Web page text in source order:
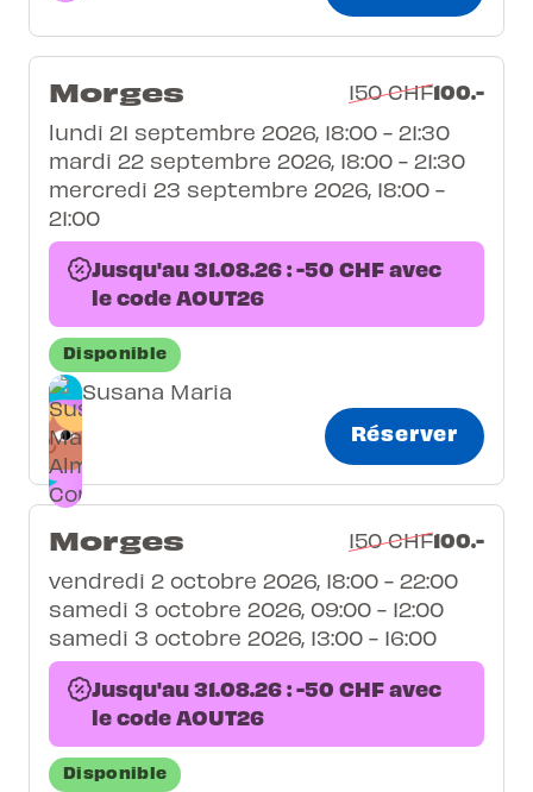
Morges 150 CHF100.-
lundi 21 septembre 2026, 18:00 - 21:30
mardi 22 septembre 2026, 18:00 - 21:30
mercredi 23 septembre 2026, 18:00 -
21:00
Jusqu'au 31.08.26 : -50 CHF avec
le code AOUT26
Disponible
Susana Maria
Réserver
Morges 150 CHF100.-
vendredi 2 octobre 2026, 18:00 - 22:00
samedi 3 octobre 2026, 09:00 - 12:00
samedi 3 octobre 2026, 13:00 - 16:00
Jusqu'au 31.08.26 : -50 CHF avec
le code AOUT26
Disponible